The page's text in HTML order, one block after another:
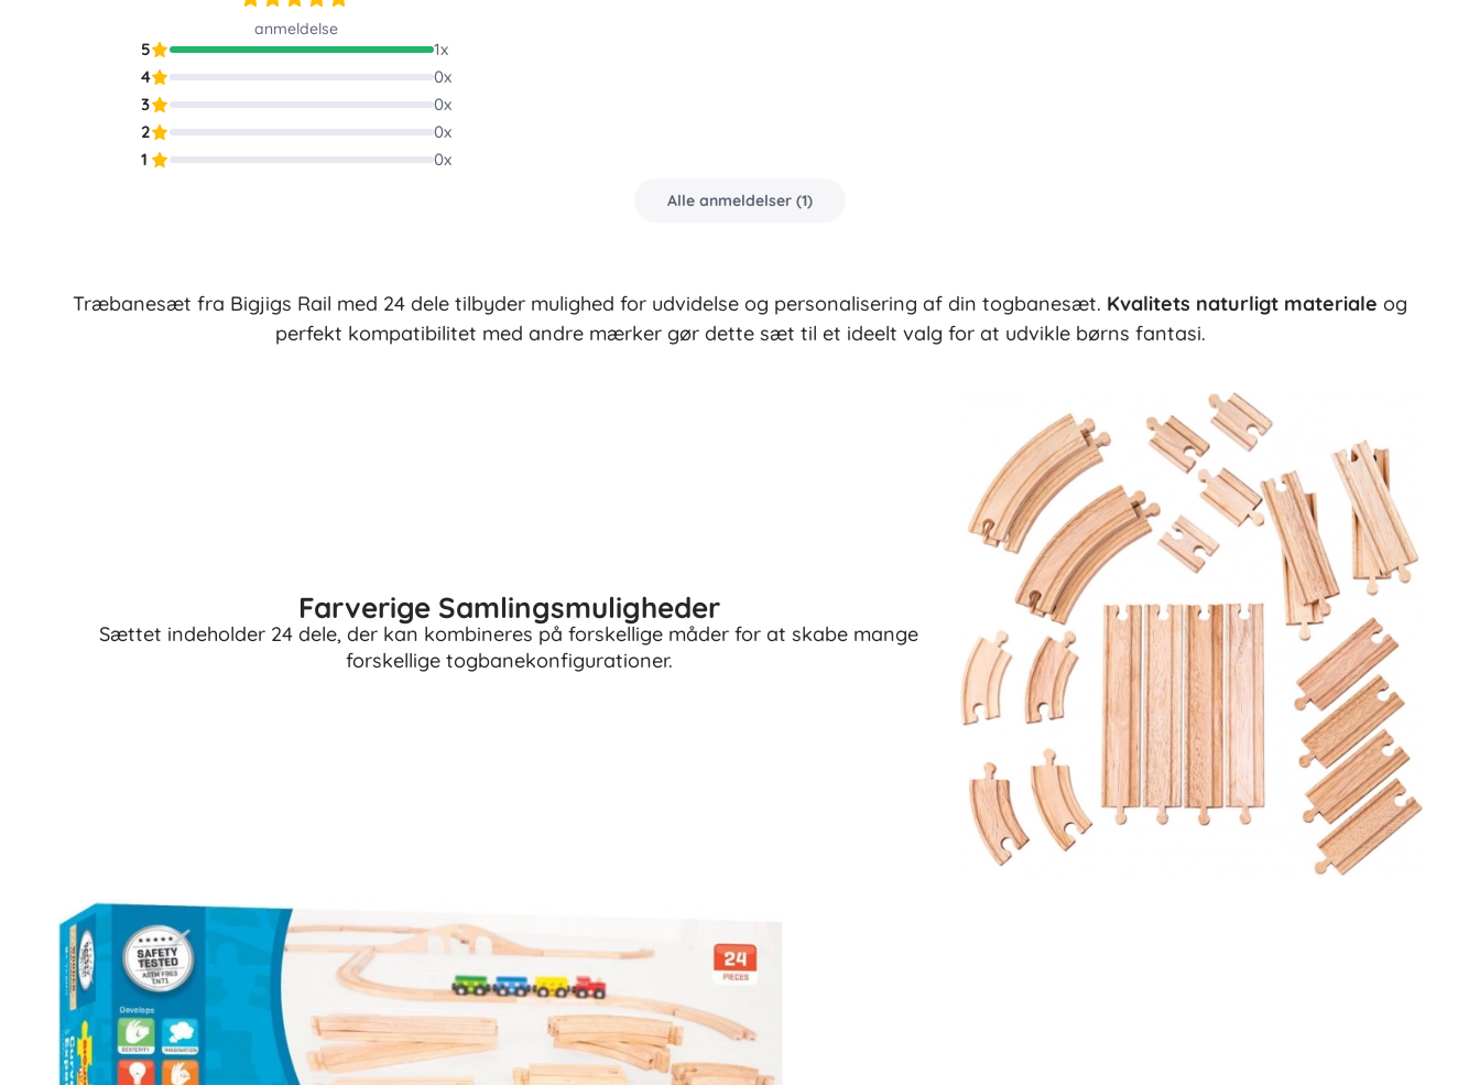
anmeldelse
5 1x
4
0x
3
0x
2
0x
1
0x
Alle anmeldelser (1)
Træbanesæt fra Bigjigs Rail med 24 dele tilbyder mulighed for udvidelse og personalisering af din togbanesæt. Kvalitets naturligt materiale og
perfekt kompatibilitet med andre mærker gør dette sæt til et ideelt valg for at udvikle børns fantasi.
Farverige Samlingsmuligheder
Sættet indeholder 24 dele, der kan kombineres på forskellige måder for at skabe mange
forskellige togbanekonfigurationer.